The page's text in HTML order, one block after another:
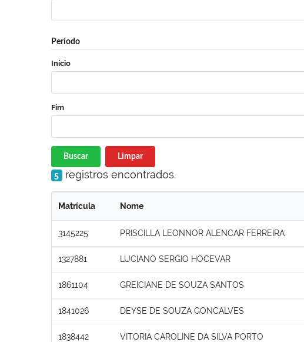
Período
Início
Fim
Buscar Limpar
5 registros encontrados.
Matrícula Nome
3145225 PRISCILLA LEONNOR ALENCAR FERREIRA
1327881 LUCIANO SERGIO HOCEVAR
1861104 GREICIANE DE SOUZA SANTOS
1841026 DEYSE DE SOUZA GONCALVES
1838442 VITORIA CAROLINE DA SILVA PORTO